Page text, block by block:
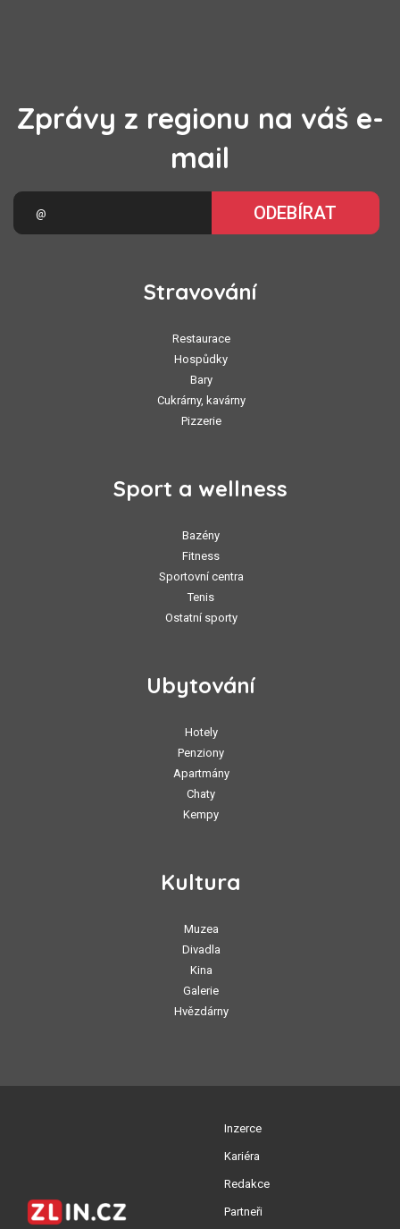
Zprávy z regionu na váš e-
mail
ODEBÍRAT
Stravování
Restaurace
Hospůdky
Bary
Cukrárny, kavárny
Pizzerie
Sport a wellness
Bazény
Fitness
Sportovní centra
Tenis
Ostatní sporty
Ubytování
Hotely
Penziony
Apartmány
Chaty
Kempy
Kultura
Muzea
Divadla
Kina
Galerie
Hvězdárny
Inzerce
Kariéra
Redakce
Partneři